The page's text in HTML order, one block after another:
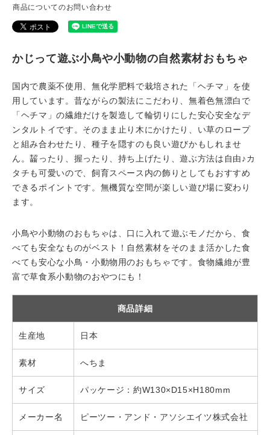
商品についてのお問い合わせ
かじって遊ぶ小鳥や小動物の自然素材おもちゃ
国内で農薬不使用、無化学肥料で栽培された「ヘチマ」を使
用しています。昔ながらの製法にこだわり、無着色無漂白で
「ヘチマ」の繊維だけを製造して輪切りにした安心安全なデ
ンタルトイです。そのまま止り木にかけたり、い草のロープ
と組み合わせたり、種子を隠すのも良い遊びかもしれませ
ん。齧ったり、握ったり、持ち上げたり、遊ぶ方法は自由♪カ
タチも可愛いので、飼育スペース内の飾りとしてもおすすめ
できるポイントです。無機質な空間が楽しい遊び場に変わり
ます。
小鳥や小動物のおもちゃは、口に入れて遊ぶモノだから、食
べても安全なものがベスト！自然素材をそのまま活かした食
べても安心な小鳥・小動物用のおもちゃです。食物繊維が豊
富で草食系小動物のおやつにも！
商品詳細
生産地 日本
素材 へちま
サイズ パッケージ：約W130×D15×H180mm
メーカー名 ピーツー・アンド・アソシエイツ株式会社